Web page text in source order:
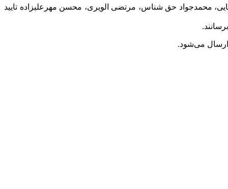
محمدجواد حق شناس، مرتضی الویری، محسن مهرعلیزاده تایید
ارسال می‌شود.